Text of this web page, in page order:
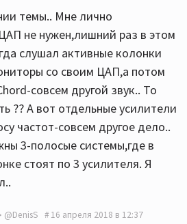
темы.. Мне лично
не нужен,лишний раз в этом
слушал активные колонки
со своим ЦАП,а потом
совсем другой звук.. То
?? А вот отдельные усилители
частот-совсем другое дело..
3-полосые системы,где в
стоят по 3 усилителя. Я
@DenisS 16 апреля 2018 в 12:37